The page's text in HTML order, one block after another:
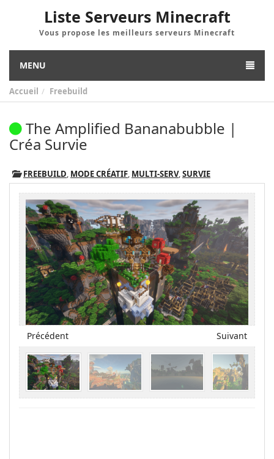
Liste Serveurs Minecraft
Vous propose les meilleurs serveurs Minecraft
MENU
Accueil Freebuild
The Amplified Bananabubble |
Créa Survie
FREEBUILD, MODE CRÉATIF, MULTI-SERV,SURVIE
Précédent Suivant